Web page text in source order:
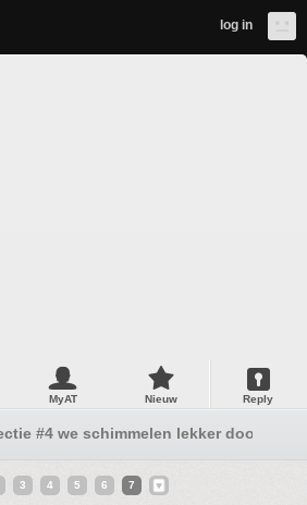
log in
MyAT Nieuw Reply
#4 we schimmelen lekker door!
3 4 5 6 7